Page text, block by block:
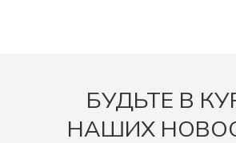
БУДЬТЕ В
НАШИХ